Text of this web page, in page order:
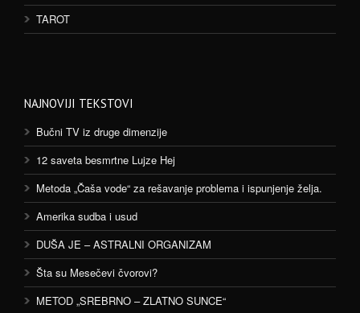
TAROT
NAJNOVIJI TEKSTOVI
Bučni TV iz druge dimenzije
12 saveta besmrtne Lujze Hej
Metoda „Čaša vode“ za rešavanje problema i ispunjenje želja.
Amerika sudba i usud
DUŠA JE – ASTRALNI ORGANIZAM
Šta su Mesečevi čvorovi?
METOD „SREBRNO – ZLATNO SUNCE“